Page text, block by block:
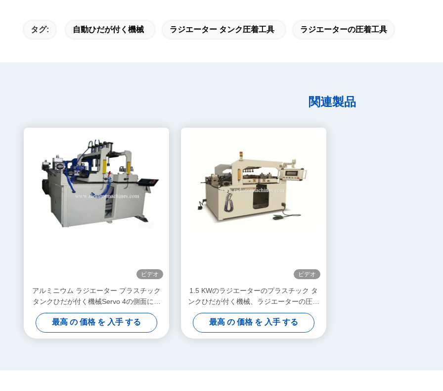
タグ: 自動ひだが付く機械 ラジエーター タンク圧着工具 ラジエーターの圧着工具
関連製品
ビデオ
アルミニウム ラジエーター プラスチック
タンクひだが付く機械Servo 4の側面によ
って統合されるひだが付くこと
最高 の 価格 を 入手 する
ビデオ
1.5 KWのラジエーターのプラスチック タ
ンクひだが付く機械、ラジエーターの圧着
工具
最高 の 価格 を 入手 する